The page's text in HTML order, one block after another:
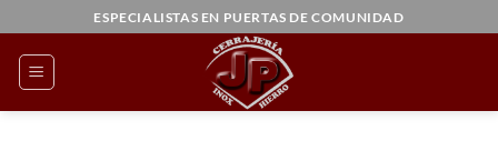
al
contenido
ESPECIALISTAS EN PUERTAS DE COMUNIDAD